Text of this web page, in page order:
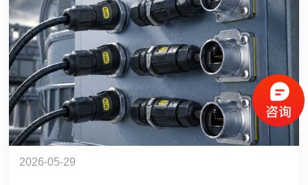
2026-05-29